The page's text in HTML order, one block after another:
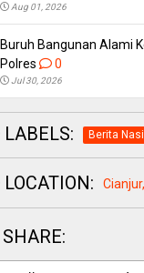
Aug 01, 2026
Buruh Bangunan Alami
Polres
0
Jul 30, 2026
LABELS: Berita
LOCATION:
SHARE: